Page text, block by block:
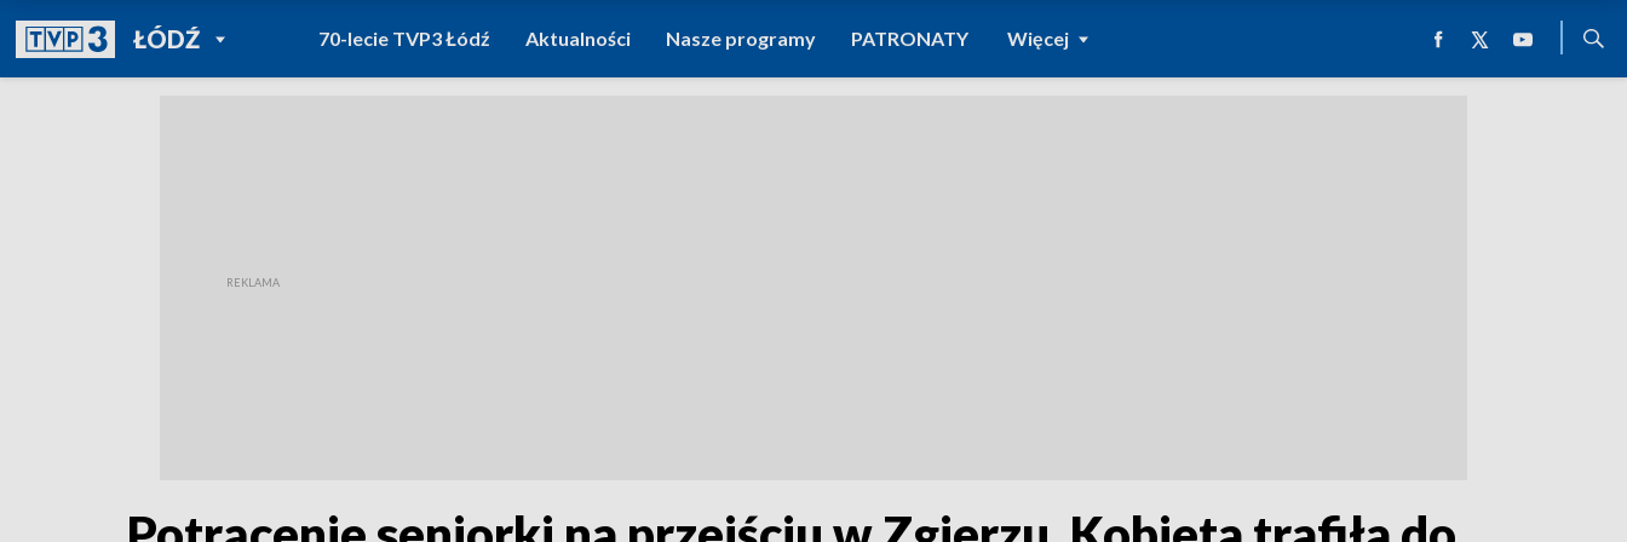
ŁÓDŹPOWRÓT DO
TVP REGIONY
70-lecie TVP3 Łódź Aktualności Nasze programy PATRONATY Więcej